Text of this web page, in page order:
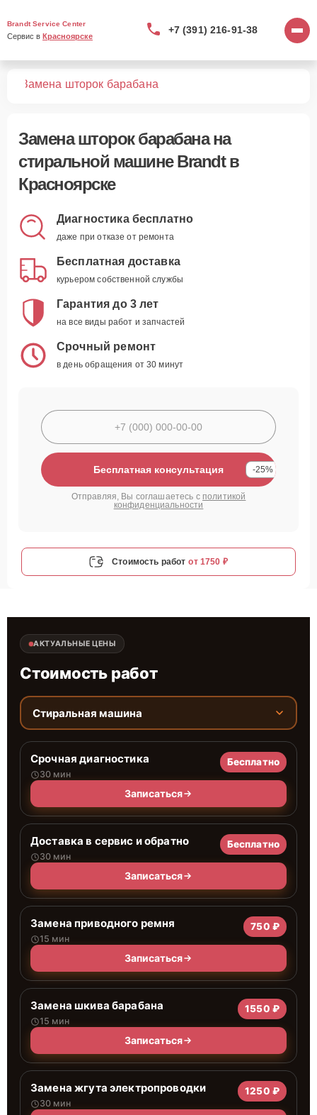
Brandt Service Center
Сервис в Красноярске
+7 (391) 216-91-38
Замена шторок барабана
Замена шторок барабанана
стиральной машине Brandt в
Красноярске
Диагностика бесплатно
даже при отказе от ремонта
Бесплатная доставка
курьером собственной службы
Гарантия до 3 лет
на все виды работ и запчастей
Срочный ремонт
в день обращения от 30 минут
Бесплатная консультация -25%
Отправляя, Вы соглашаетесь с политикой
конфиденциальности
Стоимость работ от 1750 ₽
АКТУАЛЬНЫЕ ЦЕНЫ
Стоимость работ
Стиральная машина
Срочная диагностика
30 мин
Бесплатно
Записаться
Доставка в сервис и обратно
30 мин
Бесплатно
Записаться
Замена приводного ремня
15 мин
750 ₽
Записаться
Замена шкива барабана
15 мин
1550 ₽
Записаться
Замена жгута электропроводки
30 мин
1250 ₽